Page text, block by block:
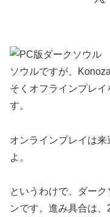
ソウルですが、
そくオフラインプレイ
す。
オンラインプレイは
よ。
というわけで、ダー
ンです。進み具合は